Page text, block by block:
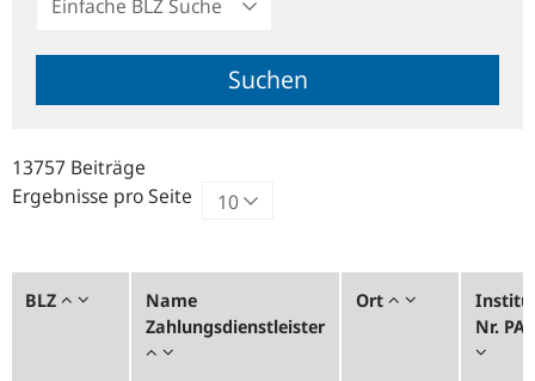
Suche
Suchen
13757 Beiträge
Ergebnisse pro Seite
BLZ
Name
Zahlungsdienstleister
Ort
Nr.